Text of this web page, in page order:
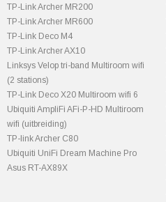
TP-Link Archer MR200
TP-Link Archer MR600
TP-Link Deco M4
TP-Link Archer AX10
Linksys Velop tri-band Multiroom wifi
(2 stations)
TP-Link Deco X20 Multiroom wifi 6
Ubiquiti AmpliFi AFi-P-HD Multiroom
wifi (uitbreiding)
TP-link Archer C80
Ubiquiti UniFi Dream Machine Pro
Asus RT-AX89X